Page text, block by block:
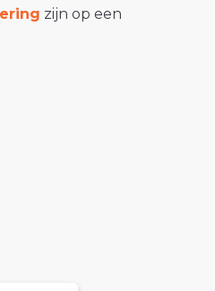
zijn op een